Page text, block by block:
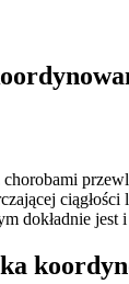
dokładnie